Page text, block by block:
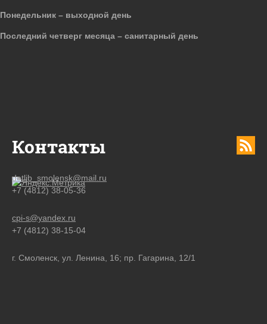
Контакты
detlib_smolensk@mail.ru
+7 (4812) 38-05-36
cpi-s@yandex.ru
+7 (4812) 38-15-04
г. Смоленск, ул. Ленина, 16; пр. Гагарина, 12/1
Понедельник – выходной день
Последний четверг месяца – санитарный день